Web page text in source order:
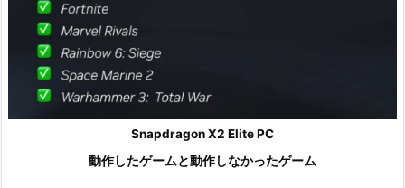
Snapdragon X2 Elite PC
動作したゲームと動作しなかったゲーム